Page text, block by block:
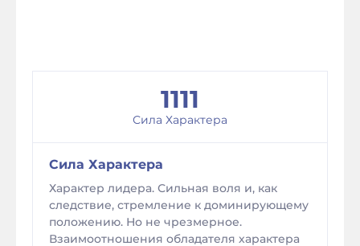
1111
Сила Характера
Сила Характера
Характер лидера. Сильная воля и, как
следствие, стремление к доминирующему
положению. Но не чрезмерное.
Взаимоотношения обладателя характера